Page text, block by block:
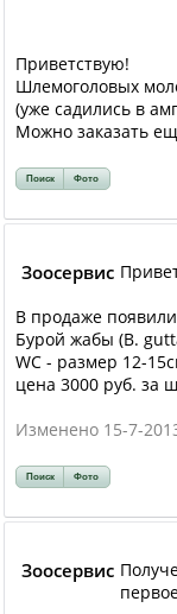
Приветствую!
Шлемоголовых
(уже садились в
Можно заказать
Поиск Фото
Зоосервис
В продаже
Бурой жабы (B.
WC - размер 12-
цена 3000 руб. за
Изменено 15-7-
Поиск Фото
Зоосервис